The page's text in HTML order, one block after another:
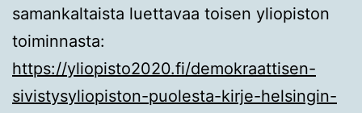
samankaltaista luettavaa toisen yliopiston
toiminnasta:
https://yliopisto2020.fi/demokraattisen-
sivistysyliopiston-puolesta-kirje-helsingin-